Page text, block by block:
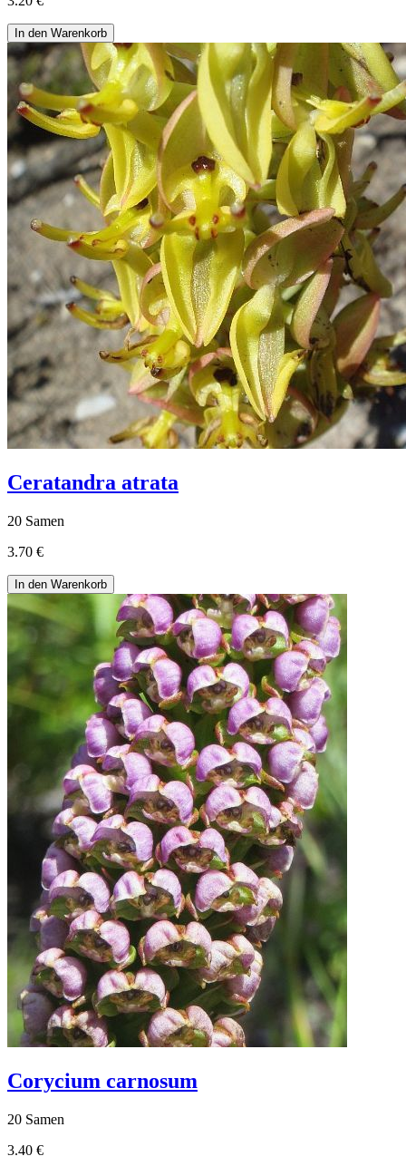
In den Warenkorb
Ceratandra atrata
20 Samen
3.70 €
In den Warenkorb
Corycium carnosum
20 Samen
3.40 €